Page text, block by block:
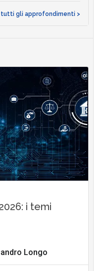
tutti gli approfondimenti >
i temi
Longo